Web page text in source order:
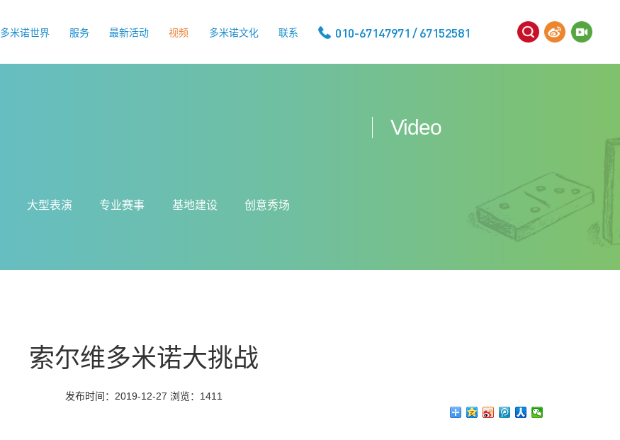
多米诺世界 服务 最新活动 视频 多米诺文化 联系 010-67147971 / 67152581
大型表演 专业赛事 基地建设 创意秀场
Video
索尔维多米诺大挑战
发布时间：2019-12-27 浏览：1411